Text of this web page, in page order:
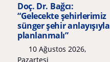
Doç. Dr. Bağcı:
“Gelecekte şehirlerimiz
sünger şehir anlayışıyla
planlanmalı”
10 Ağustos 2026,
Pazartesi